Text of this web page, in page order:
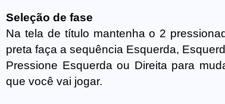
Seleção de fase
Na tela de título mantenha o 2
preta faça a sequência Esquerda,
Pressione Esquerda ou Direita para
que você vai jogar.